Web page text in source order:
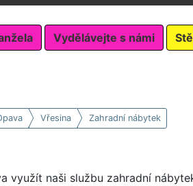
Vydělávejte s námi
Vřesina Zahradní nábytek
využít naši službu zahradní